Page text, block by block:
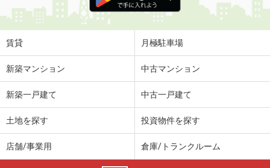
賃貸 月極駐車場
新築マンション 中古マンション
新築一戸建て 中古一戸建て
土地を探す 投資物件を探す
店舗/事業用 倉庫/トランクルーム